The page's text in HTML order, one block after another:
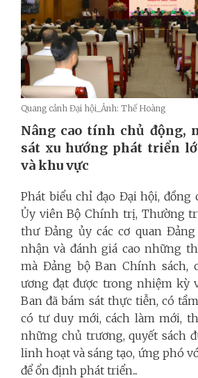
Quang cảnh Đại hội_Ảnh: Thế Hoàng
Nâng cao tính chủ động,
sát xu hướng phát triển
và khu vực
Phát biểu chỉ đạo Đại hội, đồng
Ủy viên Bộ Chính trị, Thường
thư Đảng ủy các cơ quan
nhận và đánh giá cao những
mà Đảng bộ Ban Chính sách,
ương đạt được trong nhiệm kỳ
Ban đã bám sát thực tiễn, có
có tư duy mới, cách làm mới,
những chủ trương, quyết sách
linh hoạt và sáng tạo, ứng phó
để ổn định phát triển...